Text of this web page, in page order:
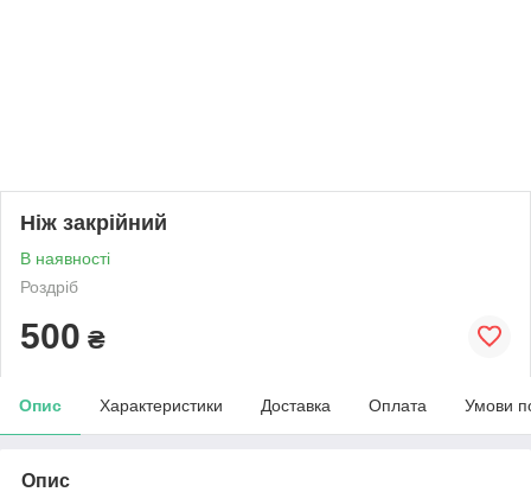
Ніж закрійний
В наявності
Роздріб
500 ₴
Опис Характеристики Доставка Оплата Умови
Опис